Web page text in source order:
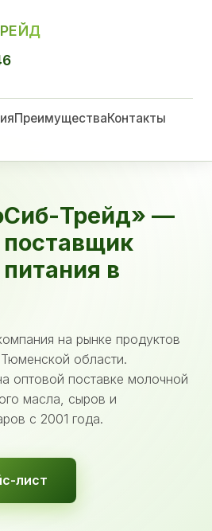
ПреимуществаКонтакты
Трейд» —
в
на рынке продуктов
области.
оптовой поставке молочной
масла, сыров и
с 2001 года.
лист